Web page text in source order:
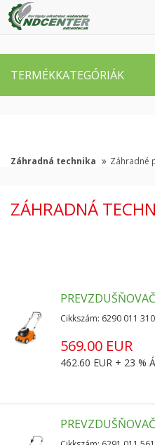
TERMÉKKATEGÓRIÁK
Záhradná technika Záhradné
ZÁHRADNÁ
Cikkszám: 6290 011
569.00 EUR
462.60 EUR + 23 %